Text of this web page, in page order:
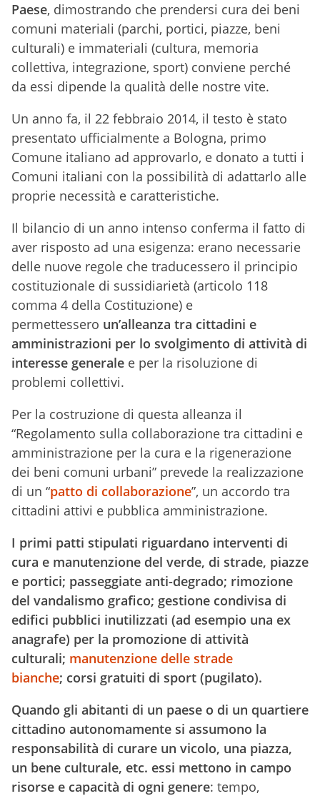
Paese, dimostrando che prendersi cura dei beni
comuni materiali (parchi, portici, piazze, beni
culturali) e immateriali (cultura, memoria
collettiva, integrazione, sport) conviene perché
da essi dipende la qualità delle nostre vite.
Un anno fa, il 22 febbraio 2014, il testo è stato
presentato ufficialmente a Bologna, primo
Comune italiano ad approvarlo, e donato a tutti i
Comuni italiani con la possibilità di adattarlo alle
proprie necessità e caratteristiche.
Il bilancio di un anno intenso conferma il fatto di
aver risposto ad una esigenza: erano necessarie
delle nuove regole che traducessero il principio
costituzionale di sussidiarietà (articolo 118
comma 4 della Costituzione) e
permettessero un’alleanza tra cittadini e
amministrazioni per lo svolgimento di attività di
interesse generale e per la risoluzione di
problemi collettivi.
Per la costruzione di questa alleanza il
“Regolamento sulla collaborazione tra cittadini e
amministrazione per la cura e la rigenerazione
dei beni comuni urbani” prevede la realizzazione
di un “patto di collaborazione”, un accordo tra
cittadini attivi e pubblica amministrazione.
I primi patti stipulati riguardano interventi di
cura e manutenzione del verde, di strade, piazze
e portici; passeggiate anti-degrado; rimozione
del vandalismo grafico; gestione condivisa di
edifici pubblici inutilizzati (ad esempio una ex
anagrafe) per la promozione di attività
culturali; manutenzione delle strade
bianche; corsi gratuiti di sport (pugilato).
Quando gli abitanti di un paese o di un quartiere
cittadino autonomamente si assumono la
responsabilità di curare un vicolo, una piazza,
un bene culturale, etc. essi mettono in campo
risorse e capacità di ogni genere: tempo,